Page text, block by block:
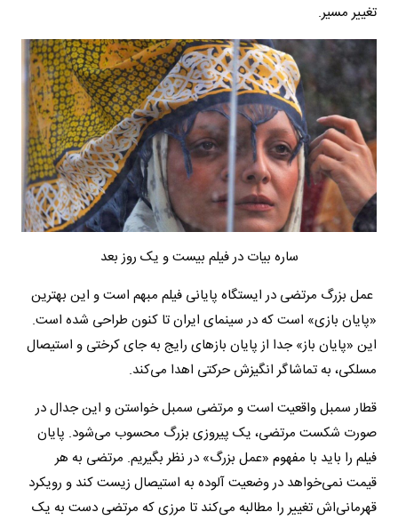
تغییر مسیر.
ساره بیات در فیلم بیست و یک روز بعد
عمل بزرگ مرتضی در ایستگاه پایانی فیلم مبهم است و این بهترین
«پایان بازی» است که در سینمای ایران تا کنون طراحی شده است.
این «پایان باز» جدا از پایان بازهای رایج به جای کرختی و استیصال
مسلکی، به تماشاگر انگیزش حرکتی اهدا می‌کند.
قطار سمبل واقعیت است و مرتضی سمبل خواستن و این جدال در
صورت شکست مرتضی، یک پیروزی بزرگ محسوب می‌شود. پایان
فیلم را باید با مفهوم «عمل بزرگ» در نظر بگیریم. مرتضی به هر
قیمت نمی‌خواهد در وضعیت آلوده به استیصال زیست کند و رویکرد
قهرمانی‌اش تغییر را مطالبه می‌کند تا مرزی که مرتضی دست به یک